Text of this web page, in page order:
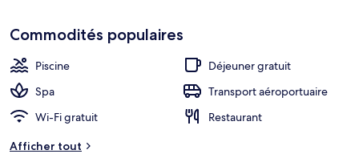
Commodités populaires
Piscine
Déjeuner gratuit
Spa
Transport aéroportuaire
Wi-Fi gratuit
Restaurant
Afficher tout